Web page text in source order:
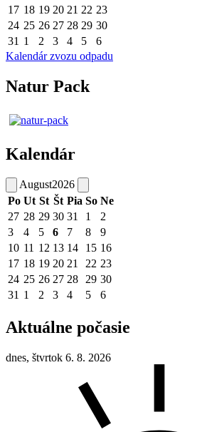
17 18 19 20 21 22 23
24 25 26 27 28 29 30
31 1 2 3 4 5
6
Kalendár zvozu odpadu
Natur Pack
Kalendár
August2026
Po Ut St Št Pia So Ne
27 28 29 30 31 1
2
3
4 5 6 7 8
9
10 11 12 13 14 15 16
17 18 19 20 21 22 23
24 25 26 27 28 29 30
31 1 2 3 4 5 6
Aktuálne počasie
dnes, štvrtok 6. 8. 2026